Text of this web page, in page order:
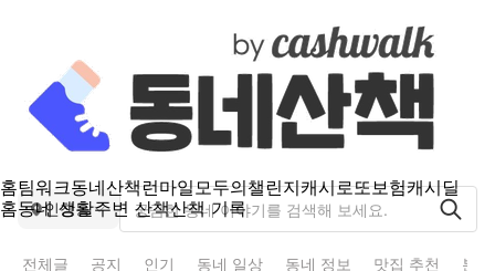
홈팀워크동네산책런마일모두의챌린지캐시로또보험캐시딜
홈동네 생활주변 산책산책 기록
인창동
전체글 공지 인기 동네 일상 동네 정보 맛집 추천 분